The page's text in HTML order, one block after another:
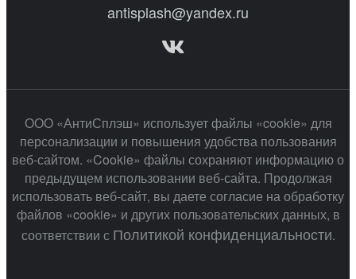
antisplash@yandex.ru
ООО «АнтиСплэш» использует файлы «cookie» для
персонализации и повышения удобства пользования
веб-сайтом. «Cookie» файлы сохраняют информацию о
предыдущем использовании веб-сайта. Продолжая
использовать веб-сайт, вы даете согласие на обработку
файлов «cookie» и других пользовательских данных, в
соответствии с Политикой конфиденциальности.